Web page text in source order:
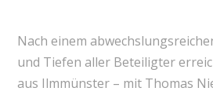
Nach einem
und Tiefen aller Beteiligter
aus Ilmmünster – mit Thomas